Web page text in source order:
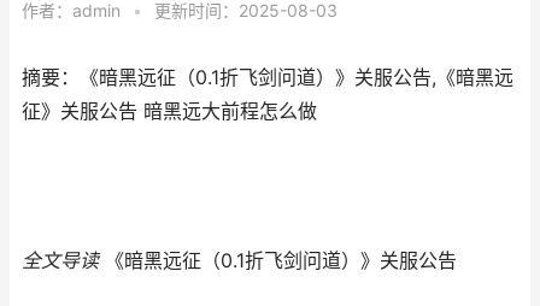
作者： admin • 更新时间：2025-08-03
摘要：《暗黑远征（0.1折飞剑问道）》关服公告,《暗黑远
征》关服公告 暗黑远大前程怎么做
全文导读《暗黑远征（0.1折飞剑问道）》关服公告